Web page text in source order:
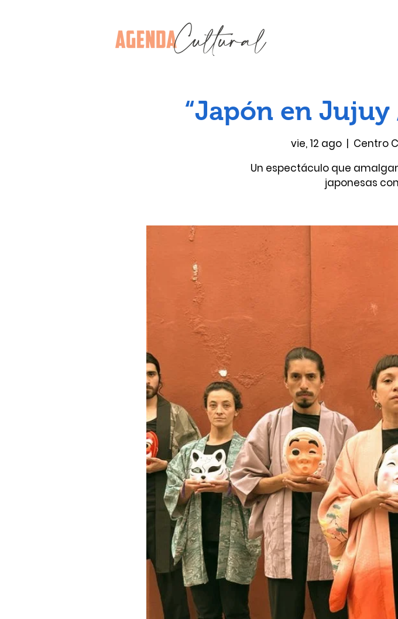
“Japón en Jujuy
vie, 12 ago
  |
Centro
Un espectáculo que
japonesas